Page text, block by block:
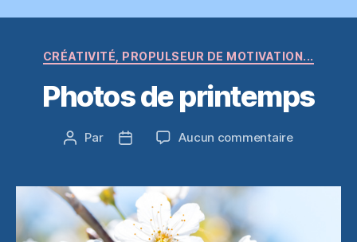
Catégories
CRÉATIVITÉ, PROPULSEUR DE MOTIVATION...
Photos de printemps
Auteur
Par
Date
Aucun commentairesur
printemps